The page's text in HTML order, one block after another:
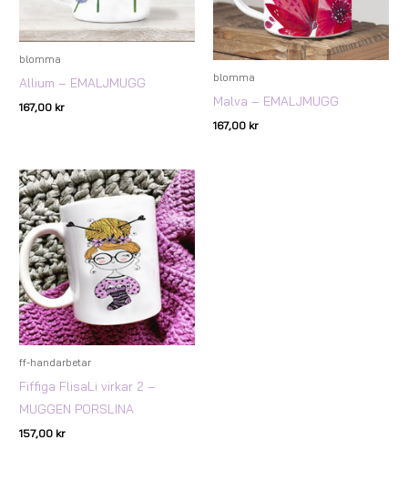
blomma
Allium – EMALJMUGG
167,00 kr
blomma
Malva – EMALJMUGG
167,00 kr
ff-handarbetar
Fiffiga FlisaLi virkar 2 –
MUGGEN PORSLINA
157,00 kr